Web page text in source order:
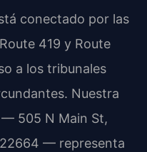
conectado por las
419 y Route
a los tribunales
Nuestra
505 N Main St,
22664 — representa